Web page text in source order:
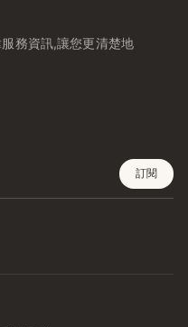
務資訊,讓您更清楚地
訂閱